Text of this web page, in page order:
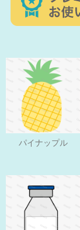
パイナップル